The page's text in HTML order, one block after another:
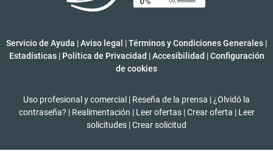
Servicio de Ayuda |Aviso legal |Términos y Condiciones Generales |
Estadísticas | Política de Privacidad | Accesibilidad | Configuración
de cookies
Uso profesional y comercial | Reseña de la prensa | ¿Olvidó la
contraseña? | Realimentación | Leer ofertas | Crear oferta | Leer
solicitudes |Crear solicitud